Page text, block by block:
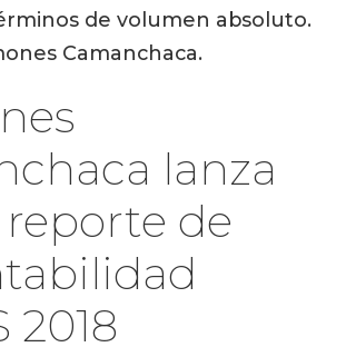
de volumen absoluto.
Camanchaca.
lanza
de
2018